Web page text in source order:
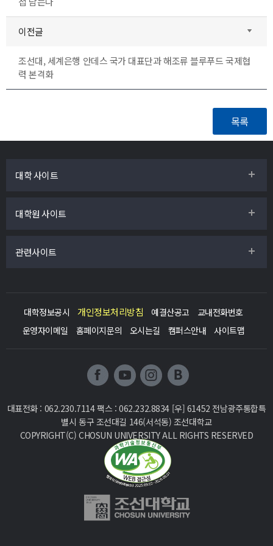
이전글
조선대, 세계은행 안데스 국가 대표단과 해조류 블루푸드 국제협
력 본격화
대학 사이트
대학원 사이트
관련사이트
대학정보공시 개인정보처리방침 예결산공고
교내전화번호
운영자이메일
홈페이지문의 오시는길 캠퍼스안내 사이트맵
대표전화 : 062.230.7114 팩스 : 062.232.8834 [우] 61452 전남광주통합특
별시 동구 조선대길 146(서석동) 조선대학교
COPYRIGHT(C) CHOSUN UNIVERSITY ALL RIGHTS RESERVED